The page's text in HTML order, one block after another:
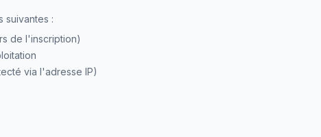
suivantes :
de l'inscription)
via l'adresse IP)